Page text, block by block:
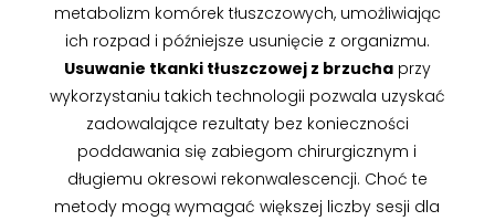
metabolizm komórek tłuszczowych, umożliwiając
ich rozpad i późniejsze usunięcie z organizmu.
Usuwanie tkanki tłuszczowej z brzuchaprzy
wykorzystaniu takich technologii pozwala uzyskać
zadowalające rezultaty bez konieczności
poddawania się zabiegom chirurgicznym i
długiemu okresowi rekonwalescencji. Choć te
metody mogą wymagać większej liczby sesji dla